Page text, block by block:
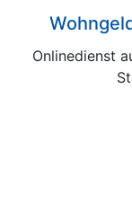
Onlinedienst